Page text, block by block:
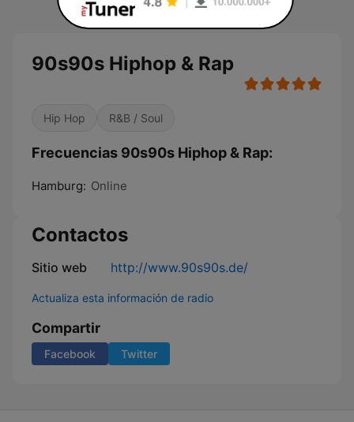
90s90s Hiphop & Rap
Hip Hop R&B / Soul
Frecuencias 90s90s Hiphop & Rap:
Hamburg: Online
Contactos
Sitio web http://www.90s90s.de/
Actualiza esta información de radio
Compartir
Facebook Twitter